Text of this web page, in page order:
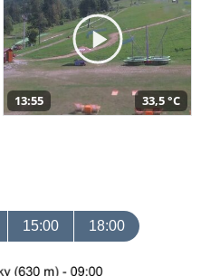
13:55 33,5 °C
15:00 18:00